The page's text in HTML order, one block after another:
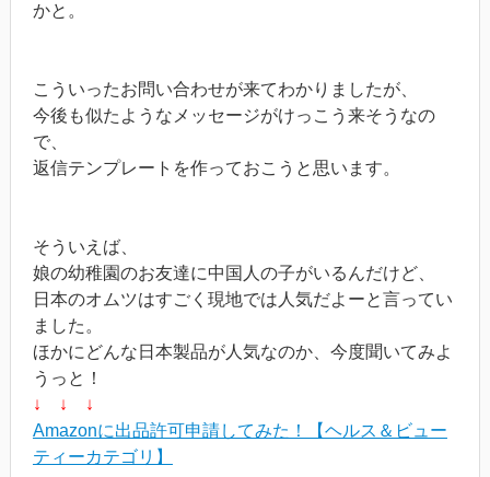
かと。
こういったお問い合わせが来てわかりましたが、
今後も似たようなメッセージがけっこう来そうなの
で、
返信テンプレートを作っておこうと思います。
そういえば、
娘の幼稚園のお友達に中国人の子がいるんだけど、
日本のオムツはすごく現地では人気だよーと言ってい
ました。
ほかにどんな日本製品が人気なのか、今度聞いてみよ
うっと！
↓ ↓ ↓
Amazonに出品許可申請してみた！【ヘルス＆ビュー
ティーカテゴリ】